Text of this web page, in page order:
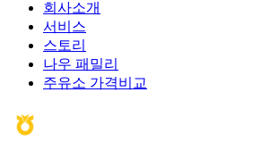
회사소개
서비스
스토리
나우 패밀리
주유소 가격비교